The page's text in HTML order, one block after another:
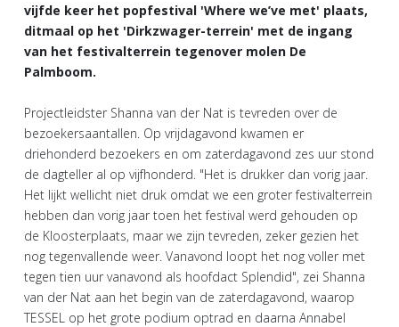
vijfde keer het popfestival 'Where we’ve met' plaats,
ditmaal op het 'Dirkzwager-terrein' met de ingang
van het festivalterrein tegenover molen De
Palmboom.
Projectleidster Shanna van der Nat is tevreden over de
bezoekersaantallen. Op vrijdagavond kwamen er
driehonderd bezoekers en om zaterdagavond zes uur stond
de dagteller al op vijfhonderd. "Het is drukker dan vorig jaar.
Het lijkt wellicht niet druk omdat we een groter festivalterrein
hebben dan vorig jaar toen het festival werd gehouden op
de Kloosterplaats, maar we zijn tevreden, zeker gezien het
nog tegenvallende weer. Vanavond loopt het nog voller met
tegen tien uur vanavond als hoofdact Splendid", zei Shanna
van der Nat aan het begin van de zaterdagavond, waarop
TESSEL op het grote podium optrad en daarna Annabel